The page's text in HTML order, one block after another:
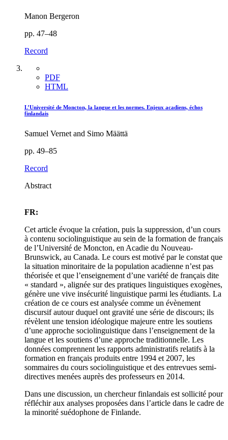
Manon Bergeron
pp. 47–48
Record
PDF
HTML
L’Université de Moncton, la langue et les normes. Enjeux acadiens, échos
finlandais
Samuel Vernet and Simo Määttä
pp. 49–85
Record
Abstract
FR:
Cet article évoque la création, puis la suppression, d’un cours
à contenu sociolinguistique au sein de la formation de français
de l’Université de Moncton, en Acadie du Nouveau-
Brunswick, au Canada. Le cours est motivé par le constat que
la situation minoritaire de la population acadienne n’est pas
théorisée et que l’enseignement d’une variété de français dite
« standard », alignée sur des pratiques linguistiques exogènes,
génère une vive insécurité linguistique parmi les étudiants. La
création de ce cours est analysée comme un évènement
discursif autour duquel ont gravité une série de discours; ils
révèlent une tension idéologique majeure entre les soutiens
d’une approche sociolinguistique dans l’enseignement de la
langue et les soutiens d’une approche traditionnelle. Les
données comprennent les rapports administratifs relatifs à la
formation en français produits entre 1994 et 2007, les
sommaires du cours sociolinguistique et des entrevues semi-
directives menées auprès des professeurs en 2014.
Dans une discussion, un chercheur finlandais est sollicité pour
réfléchir aux analyses proposées dans l’article dans le cadre de
la minorité suédophone de Finlande.